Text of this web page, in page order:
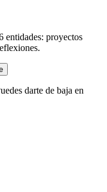
entidades: proyectos
darte de baja en